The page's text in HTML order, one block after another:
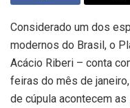
Considerado um dos
modernos do Brasil, o
Acácio Riberi – conta
feiras do mês de
de cúpula acontecem